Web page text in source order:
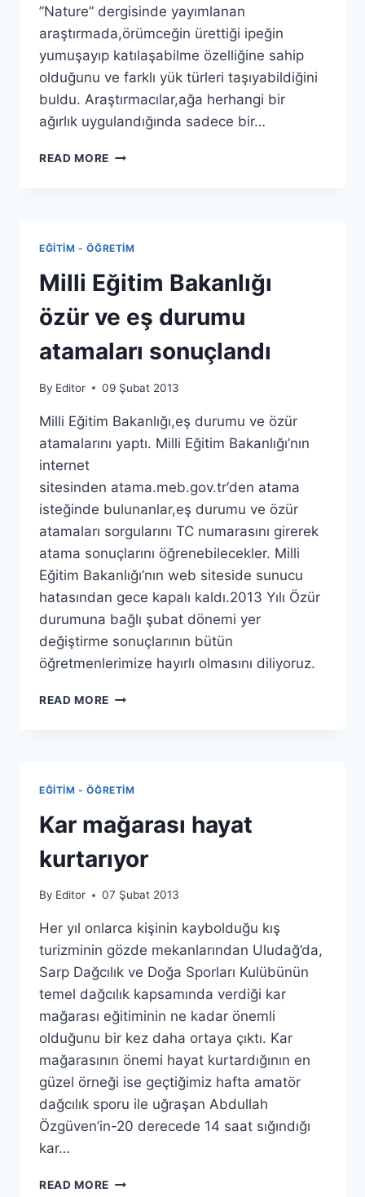
”Nature” dergisinde yayımlanan
araştırmada,örümceğin ürettiği ipeğin
yumuşayıp katılaşabilme özelliğine sahip
olduğunu ve farklı yük türleri taşıyabildiğini
buldu. Araştırmacılar,ağa herhangi bir
ağırlık uygulandığında sadece bir…
READ MORE ÖRÜMCEK
EĞITIM - ÖĞRETIM
Milli Eğitim Bakanlığı
özür ve eş durumu
atamaları sonuçlandı
By Editor 09 Şubat 2013
Milli Eğitim Bakanlığı,eş durumu ve özür
atamalarını yaptı. Milli Eğitim Bakanlığı’nın
internet
sitesinden atama.meb.gov.tr‘den atama
isteğinde bulunanlar,eş durumu ve özür
atamaları sorgularını TC numarasını girerek
atama sonuçlarını öğrenebilecekler. Milli
Eğitim Bakanlığı’nın web siteside sunucu
hatasından gece kapalı kaldı.2013 Yılı Özür
durumuna bağlı şubat dönemi yer
değiştirme sonuçlarının bütün
öğretmenlerimize hayırlı olmasını diliyoruz.
READ MORE MILLI
EŞ
ATAMALARI
SONUÇLANDI
EĞITIM - ÖĞRETIM
Kar mağarası hayat
kurtarıyor
By Editor 07 Şubat 2013
Her yıl onlarca kişinin kaybolduğu kış
turizminin gözde mekanlarından Uludağ’da,
Sarp Dağcılık ve Doğa Sporları Kulübünün
temel dağcılık kapsamında verdiği kar
mağarası eğitiminin ne kadar önemli
olduğunu bir kez daha ortaya çıktı. Kar
mağarasının önemi hayat kurtardığının en
güzel örneği ise geçtiğimiz hafta amatör
dağcılık sporu ile uğraşan Abdullah
Özgüven’in-20 derecede 14 saat sığındığı
kar…
READ MORE KAR